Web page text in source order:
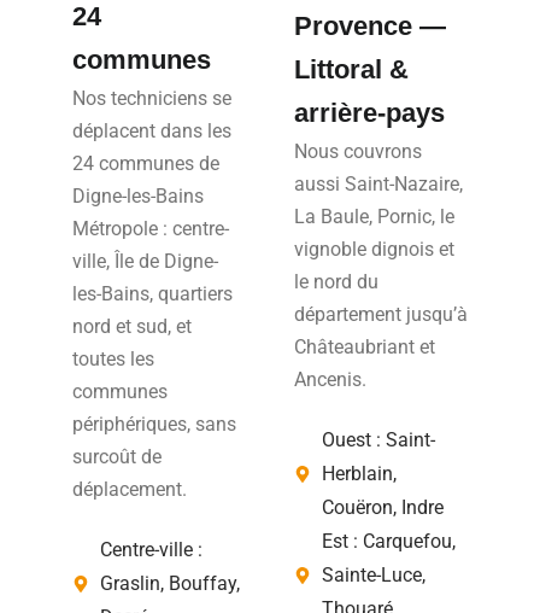
24
communes
Nos techniciens se
déplacent dans les
24 communes de
Digne-les-Bains
Métropole : centre-
ville, Île de Digne-
les-Bains, quartiers
nord et sud, et
toutes les
communes
périphériques, sans
surcoût de
déplacement.
Centre-ville :
Graslin, Bouffay,
Provence —
Littoral &
arrière-pays
Nous couvrons
aussi Saint-Nazaire,
La Baule, Pornic, le
vignoble dignois et
le nord du
département jusqu’à
Châteaubriant et
Ancenis.
Ouest : Saint-
Herblain,
Couëron, Indre
Est : Carquefou,
Sainte-Luce,
Thouaré